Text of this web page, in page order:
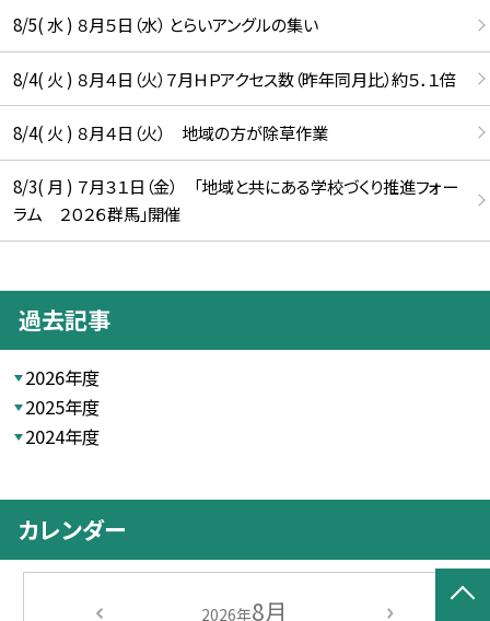
8/5( 水 ) ８月５日（水） とらいアングルの集い
8/4( 火 ) ８月４日（火）７月ＨＰアクセス数（昨年同月比）約５．１倍
8/4( 火 ) ８月４日（火） 地域の方が除草作業
8/3( 月 ) ７月３１日（金） 「地域と共にある学校づくり推進フォー
ラム ２０２６群馬」開催
過去記事
2026年度
2025年度
2024年度
カレンダー
2026年8月